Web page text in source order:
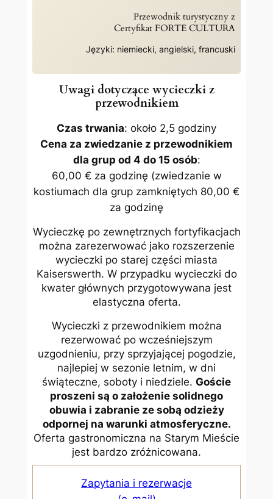
Przewodnik turystyczny z
Certyfikat FORTE CULTURA
Języki: niemiecki, angielski, francuski
Uwagi dotyczące wycieczki z
przewodnikiem
Czas trwania: około 2,5 godziny
Cena za zwiedzanie z przewodnikiem
dla grup od 4 do 15 osób:
60,00 € za godzinę (zwiedzanie w
kostiumach dla grup zamkniętych 80,00 €
za godzinę
Wycieczkę po zewnętrznych fortyfikacjach
można zarezerwować jako rozszerzenie
wycieczki po starej części miasta
Kaiserswerth. W przypadku wycieczki do
kwater głównych przygotowywana jest
elastyczna oferta.
Wycieczki z przewodnikiem można
rezerwować po wcześniejszym
uzgodnieniu, przy sprzyjającej pogodzie,
najlepiej w sezonie letnim, w dni
świąteczne, soboty i niedziele. Goście
proszeni są o założenie solidnego
obuwia i zabranie ze sobą odzieży
odpornej na warunki atmosferyczne.
Oferta gastronomiczna na Starym Mieście
jest bardzo zróżnicowana.
Zapytania i rezerwacje